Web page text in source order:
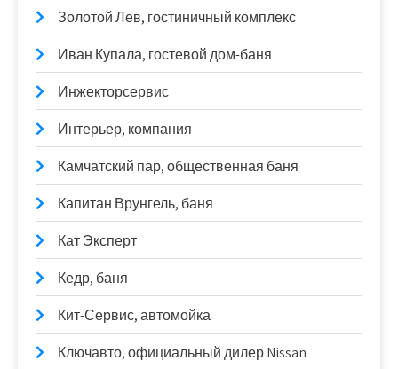
Золотой Лев, гостиничный комплекс
Иван Купала, гостевой дом-баня
Инжекторсервис
Интерьер, компания
Камчатский пар, общественная баня
Капитан Врунгель, баня
Кат Эксперт
Кедр, баня
Кит-Сервис, автомойка
Ключавто, официальный дилер Nissan